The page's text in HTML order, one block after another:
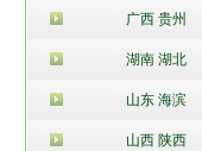
广西 贵州
湖南 湖北
山东 海滨
山西 陕西